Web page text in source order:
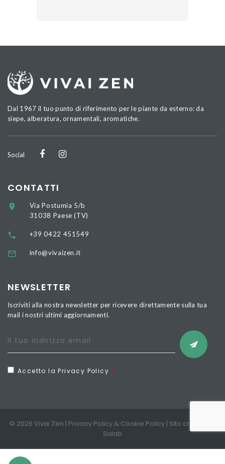
Dal 1967 il tuo punto di riferimento per le piante da esterno: da
siepe, alberatura, ornamentali, aromatiche.
Social
CONTATTI
Via Postumia 5/b
31038 Paese (TV)
+39 0422 451549
info@vivaizen.it
NEWSLETTER
Iscriviti alla nostra newsletter per ricevere direttamente sulla tua
mail i nostri ultimi aggiornamenti.
Accetto la Privacy Policy
© 2026 Vivai Zen | Privacy Policy & Cookie Policy | Sito creato da
Sixlab